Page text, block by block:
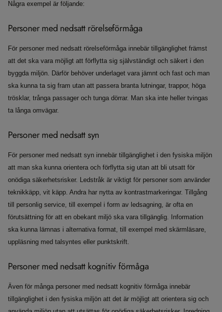
Några exempel är följande:
Personer med nedsatt rörelseförmåga
För personer med nedsatt rörelseförmåga innebär tillgänglighet främst
att det ska vara möjligt att förflytta sig självständigt och säkert i den
byggda miljön. Därför behöver underlaget vara jämnt och fast och man
ska kunna ta sig fram utan att passera branta lutningar, trappor, höga
trösklar, trånga passager och tunga dörrar. Man ska inte heller tvingas
ta långa omvägar.
Personer med nedsatt syn
För personer med nedsatt syn innebär tillgänglighet i den fysiska miljön
att man ska kunna orientera och förflytta sig utan att bli utsatt för
onödiga säkerhetsrisker. Ledstråk är viktigt för personer som använder
teknikkäpp, vit käpp. Andra har nytta av kontrastmarkeringar. Tillgång
till personlig service, till exempel i form av ledsagning, är ofta en
förutsättning för att en obekant miljö ska vara tillgänglig. Information
ska kunna lämnas i alternativa format, till exempel med skärmläsare,
uppläsning med talsyntes eller punktskrift.
Personer med nedsatt kognitiv förmåga
Även för många personer med nedsatt kognitiv förmåga innebär
tillgänglighet i den fysiska miljön att det är möjligt att orientera sig och